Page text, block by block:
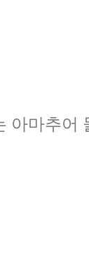
아마추어